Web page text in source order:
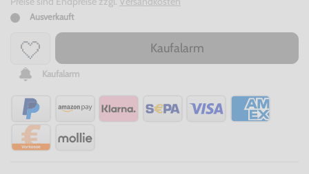
Ausverkauft
Kaufalarm
Kaufalarm